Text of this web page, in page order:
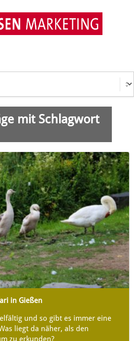
mit Schlagwort
in Gießen
und so gibt es immer eine
liegt da näher, als den
zu erkunden?